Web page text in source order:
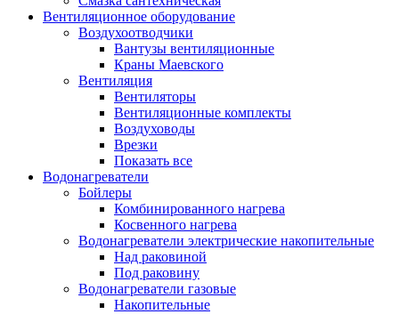
Вентиляционное оборудование
Воздухоотводчики
Вантузы вентиляционные
Краны Маевского
Вентиляция
Вентиляторы
Вентиляционные комплекты
Воздуховоды
Врезки
Показать все
Водонагреватели
Бойлеры
Комбинированного нагрева
Косвенного нагрева
Водонагреватели электрические накопительные
Над раковиной
Под раковину
Водонагреватели газовые
Накопительные